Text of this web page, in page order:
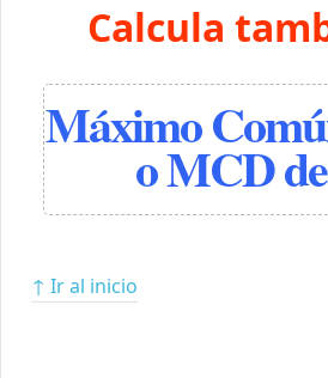
Calcula
Máximo
o MCD
↑ Ir al inicio